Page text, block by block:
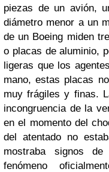
piezas de un avión,
diámetro menor a un
de un Boeing miden
o placas de aluminio,
ligeras que los
mano, estas placas
muy frágiles y finas.
incongruencia de la
en el momento del
del atentado no
mostraba signos
fenómeno